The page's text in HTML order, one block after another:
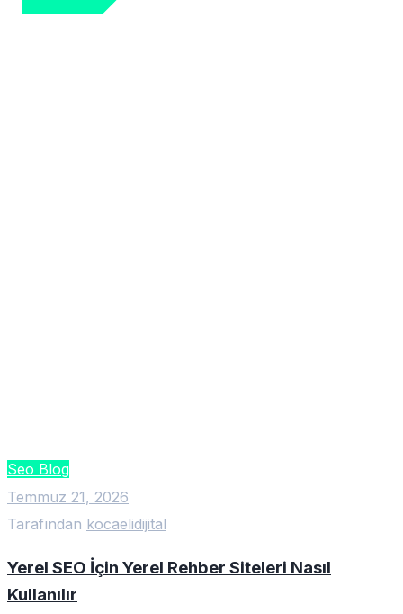
Seo Blog
Temmuz 21, 2026
Tarafından kocaelidijital
Yerel SEO İçin Yerel Rehber Siteleri Nasıl
Kullanılır